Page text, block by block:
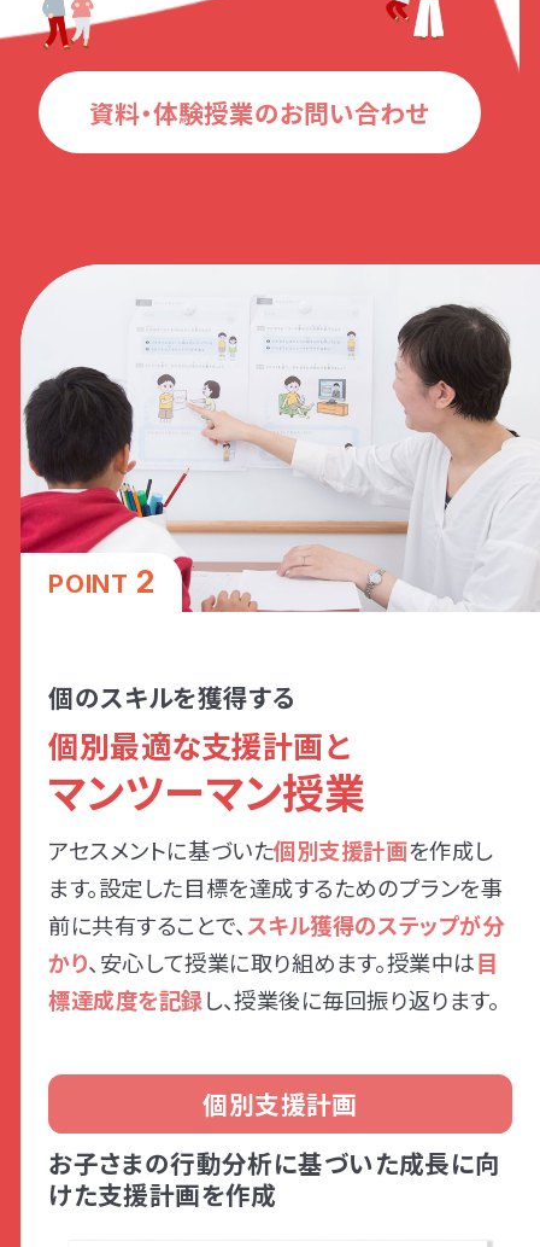
資料・体験授業のお問い合わせ
POINT 2
個のスキルを獲得する
個別最適な支援計画と
マンツーマン授業
アセスメントに基づいた個別支援計画を作成し
ます。設定した目標を達成するためのプランを事
前に共有することで、スキル獲得のステップが分
かり、安心して授業に取り組めます。授業中は目
標達成度を記録し、授業後に毎回振り返ります。
個別支援計画
お子さまの行動分析に基づいた成長に向
けた支援計画を作成